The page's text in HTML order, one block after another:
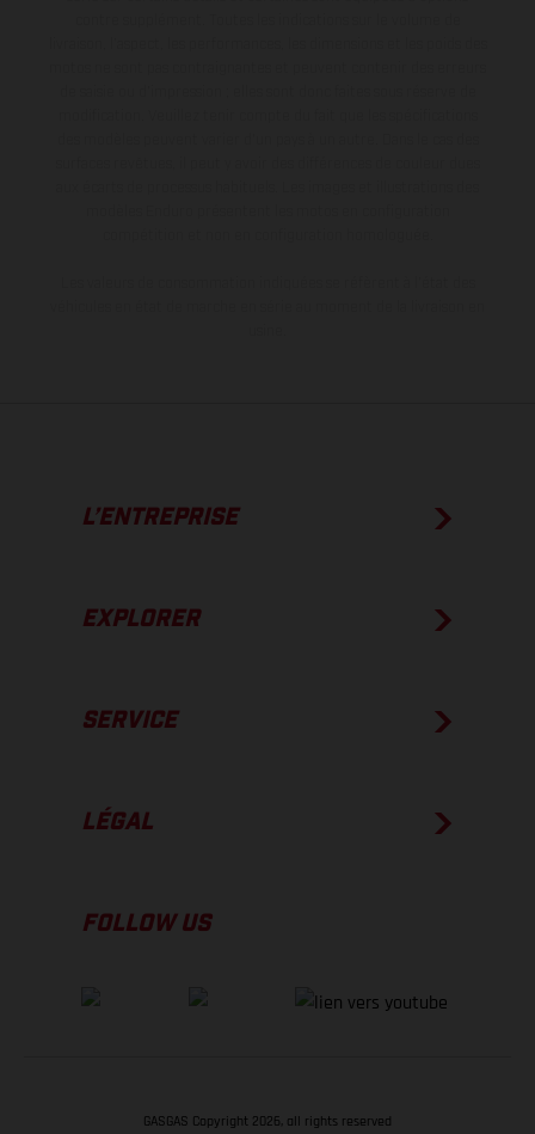
L’ENTREPRISE
EXPLORER
SERVICE
LÉGAL
FOLLOW US
GASGAS Copyright 2026, all rights reserved